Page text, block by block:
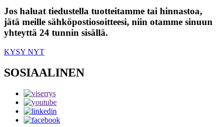
Jos haluat tiedustella tuotteitamme tai hinnastoa,
jätä meille sähköpostiosoitteesi, niin otamme sinuun
yhteyttä 24 tunnin sisällä.
KYSY NYT
SOSIAALINEN